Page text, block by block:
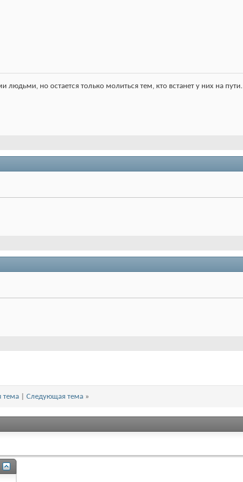
но остается только молиться тем, кто встанет у них на пути.
тема Следующая тема »